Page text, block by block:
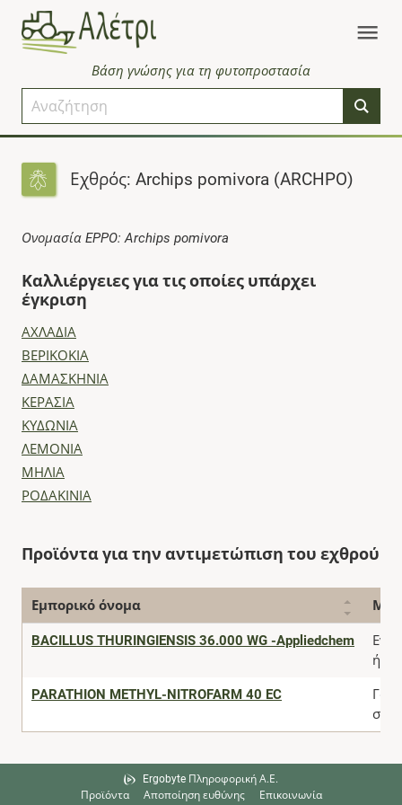
Βάση γνώσης για τη φυτοπροστασία
Εχθρός: Archips pomivora (ARCHPO)
Ονομασία EPPO: Archips pomivora
Καλλιέργειες για τις οποίες υπάρχει
έγκριση
ΑΧΛΑΔΙΑ
ΒΕΡΙΚΟΚΙΑ
ΔΑΜΑΣΚΗΝΙΑ
ΚΕΡΑΣΙΑ
ΚΥΔΩΝΙΑ
ΛΕΜΟΝΙΑ
ΜΗΛΙΑ
ΡΟΔΑΚΙΝΙΑ
Προϊόντα για την αντιμετώπιση του εχθρού
Εμπορικό όνομα
BACILLUS THURINGIENSIS 36.000 WG -Appliedchem
ή
PARATHION METHYL-NITROFARM 40 EC
Ergobyte Πληροφορική Α.Ε.
Προϊόντα
Αποποίηση ευθύνης Επικοινωνία